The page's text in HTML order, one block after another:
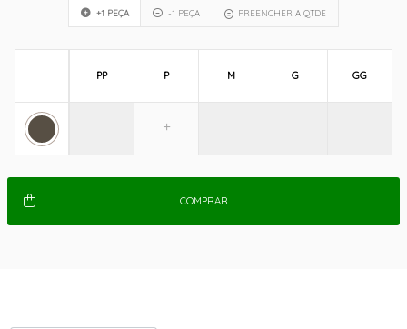
+1 PEÇA -1 PEÇA PREENCHER A QTDE
PP P M G GG
COMPRAR